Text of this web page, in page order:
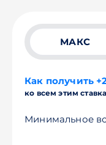
МАКС
Как получить
ко всем этим
Минимальное